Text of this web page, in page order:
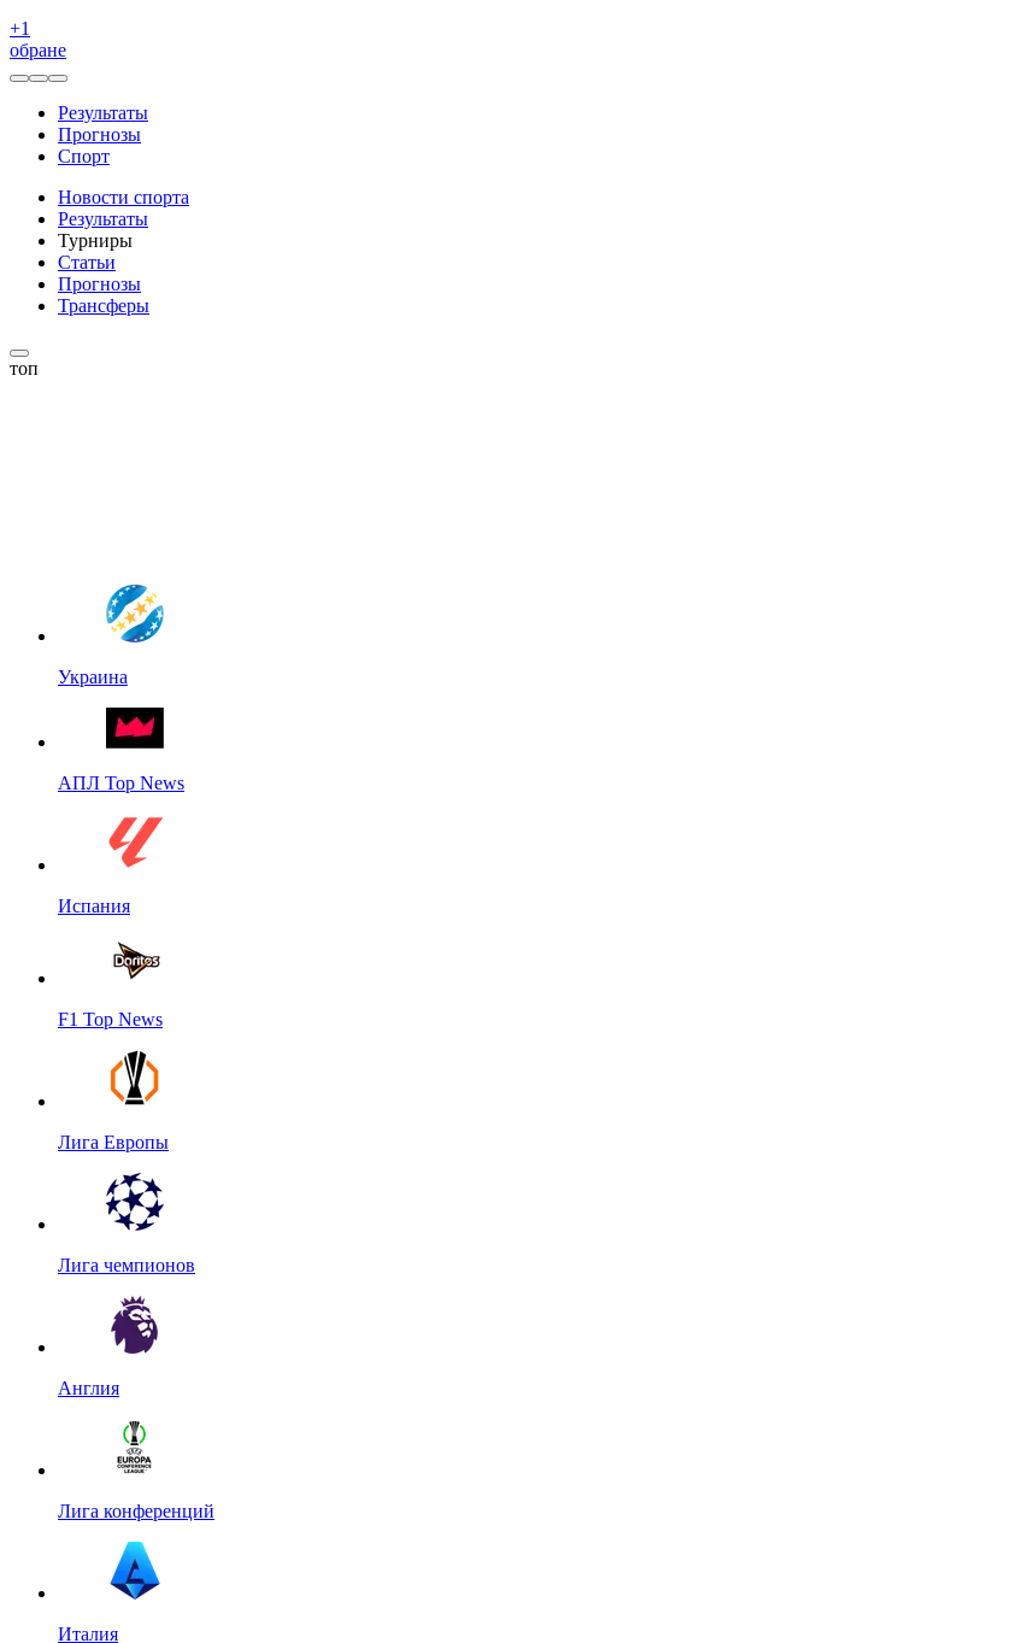
+1
обране
Результаты
Прогнозы
Спорт
Новости спорта
Результаты
Турниры
Статьи
Прогнозы
Трансферы
топ
Украина
АПЛ Top News
Испания
F1 Top News
Лига Европы
Лига чемпионов
Англия
Лига конференций
Италия